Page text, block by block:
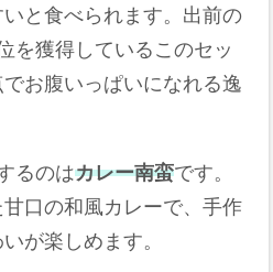
と食べられます。出前の
を獲得しているこのセッ
お腹いっぱいになれる逸
るのはカレー南蛮です。
口の和風カレーで、手作
が楽しめます。